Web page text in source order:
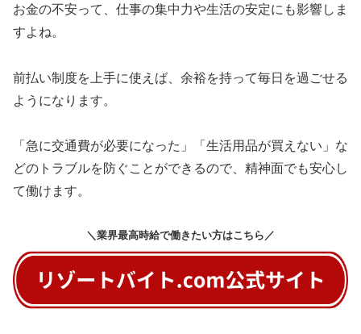
お金の不安って、仕事の集中力や生活の安定にも影響しま
すよね。
前払い制度を上手に使えば、余裕を持って毎日を過ごせる
ようになります。
「急に交通費が必要になった」「生活用品が買えない」な
どのトラブルを防ぐことができるので、精神面でも安心し
て働けます。
＼業界最高時給で働きたい方はこちら／